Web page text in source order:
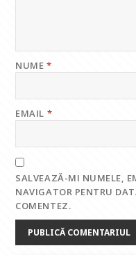
NUME*
EMAIL *
SALVEAZĂ-MI NUMELE,
NAVIGATOR PENTRU
COMENTEZ.